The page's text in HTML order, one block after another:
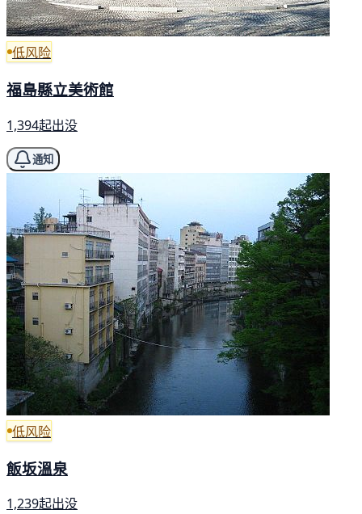
低风险
福島縣立美術館
1,394起出没
通知
低风险
飯坂溫泉
1,239起出没